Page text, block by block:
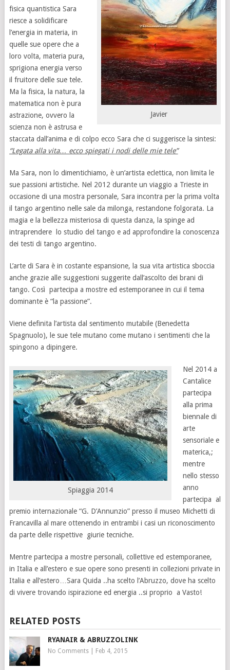
Javier
fisica quantistica Sara
riesce a solidificare
l’energia in materia, in
quelle sue opere che a
loro volta, materia pura,
sprigiona energia verso
il fruitore delle sue tele.
Ma la fisica, la natura, la
matematica non è pura
astrazione, ovvero la
scienza non è astrusa e
staccata dall’anima e di colpo ecco Sara che ci suggerisce la sintesi:
“Legata alla vita… ecco spiegati i nodi delle mie tele”
Ma Sara, non lo dimentichiamo, è un’artista eclettica, non limita le
sue passioni artistiche. Nel 2012 durante un viaggio a Trieste in
occasione di una mostra personale, Sara incontra per la prima volta
il tango argentino nelle sale da milonga, restandone folgorata. La
magia e la bellezza misteriosa di questa danza, la spinge ad
intraprendere lo studio del tango e ad approfondire la conoscenza
dei testi di tango argentino.
L’arte di Sara è in costante espansione, la sua vita artistica sboccia
anche grazie alle suggestioni suggerite dall’ascolto dei brani di
tango. Così partecipa a mostre ed estemporanee in cui il tema
dominante è “la passione”.
Viene definita l’artista dal sentimento mutabile (Benedetta
Spagnuolo), le sue tele mutano come mutano i sentimenti che la
spingono a dipingere.
Spiaggia 2014
Nel 2014 a
Cantalice
partecipa
alla prima
biennale di
arte
sensoriale e
materica,;
mentre
nello stesso
anno
partecipa al
premio internazionale “G. D’Annunzio” presso il museo Michetti di
Francavilla al mare ottenendo in entrambi i casi un riconoscimento
da parte delle rispettive giurie tecniche.
Mentre partecipa a mostre personali, collettive ed estemporanee,
in Italia e all’estero e sue opere sono presenti in collezioni private in
Italia e all’estero…Sara Quida ..ha scelto l’Abruzzo, dove ha scelto
di vivere trovando ispirazione ed energia ..si proprio a Vasto!
RELATED POSTS
RYANAIR & ABRUZZOLINK
No Comments| Feb 4, 2015